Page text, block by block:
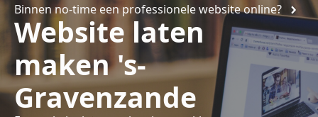
Binnen no-time een professionele website online?
Website laten
maken 's-
Gravenzande